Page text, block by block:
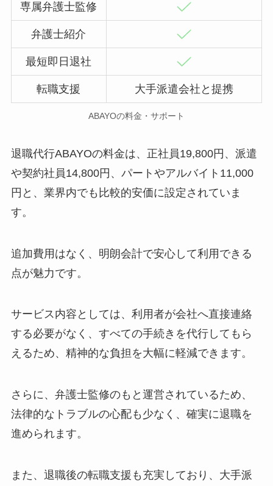
専属弁護士監修
弁護士紹介
最短即日退社
転職支援 大手派遣会社と提携
ABAYOの料金・サポート
退職代行ABAYOの料金は、正社員19,800円、派遣
や契約社員14,800円、パートやアルバイト11,000
円と、業界内でも比較的安価に設定されていま
す。
追加費用はなく、明朗会計で安心して利用できる
点が魅力です。
サービス内容としては、利用者が会社へ直接連絡
する必要がなく、すべての手続きを代行してもら
えるため、精神的な負担を大幅に軽減できます。
さらに、弁護士監修のもと運営されているため、
法律的なトラブルの心配も少なく、確実に退職を
進められます。
また、退職後の転職支援も充実しており、大手派